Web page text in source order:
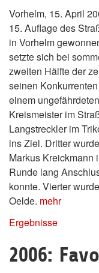
Vorhelm, 15. April
15. Auflage des
in Vorhelm
setzte sich bei
zweiten Hälfte der
seinen
einem
Kreismeister im
Langstreckler im
ins Ziel. Dritter
Markus Kreickmann
Runde lang
konnte. Vierter
Oelde. mehr
Ergebnisse
2006: